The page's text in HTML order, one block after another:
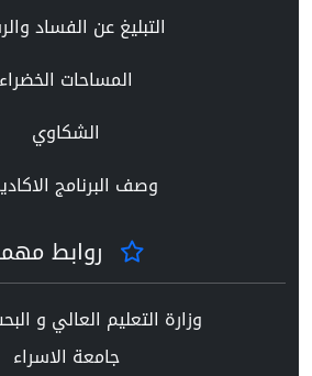
التبليغ عن الفساد
المساحات الخضراء
الشكاوي
وصف البرنامج
روابط
وزارة التعليم العالي و
جامعة الاسراء